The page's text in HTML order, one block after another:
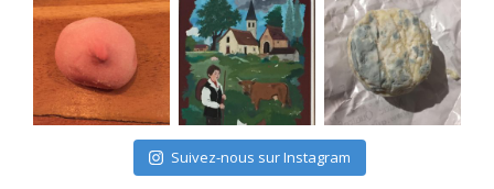
Suivez-nous sur Instagram